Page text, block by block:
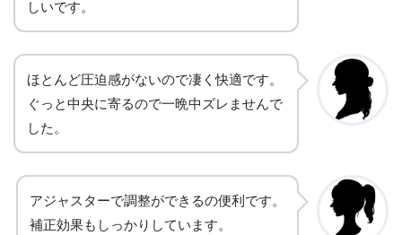
しいです。
ほとんど圧迫感がないので凄く快適です。
ぐっと中央に寄るので一晩中ズレませんで
した。
アジャスターで調整ができるの便利です。
補正効果もしっかりしています。